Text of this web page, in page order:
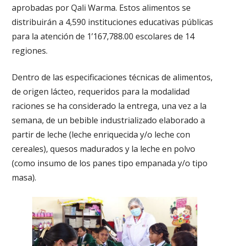
aprobadas por Qali Warma. Estos alimentos se
distribuirán a 4,590 instituciones educativas públicas
para la atención de 1’167,788.00 escolares de 14
regiones.
Dentro de las especificaciones técnicas de alimentos,
de origen lácteo, requeridos para la modalidad
raciones se ha considerado la entrega, una vez a la
semana, de un bebible industrializado elaborado a
partir de leche (leche enriquecida y/o leche con
cereales), quesos madurados y la leche en polvo
(como insumo de los panes tipo empanada y/o tipo
masa).